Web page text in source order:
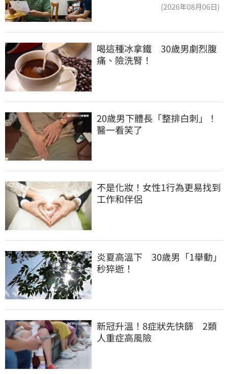
(2026年08月06日)
喝這種冰拿鐵　30歲男劇烈腹
痛、險洗腎！
20歲男下體長「整排白刺」！
醫一看笑了
不是化妝！女性1行為更易找到
工作和伴侶
炎夏高溫下　30歲男「1舉動」
秒猝逝！
新冠升溫！8症狀先快篩　2類
人重症高風險